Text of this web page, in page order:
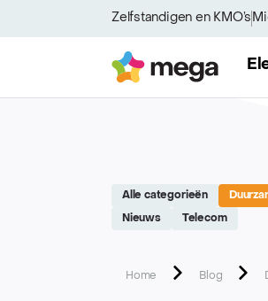
Zelfstandigen en KMO’s
Mega
Alle categorieën
Nieuws Telecom
Home Blog
Site réalisé par Softedge studio -